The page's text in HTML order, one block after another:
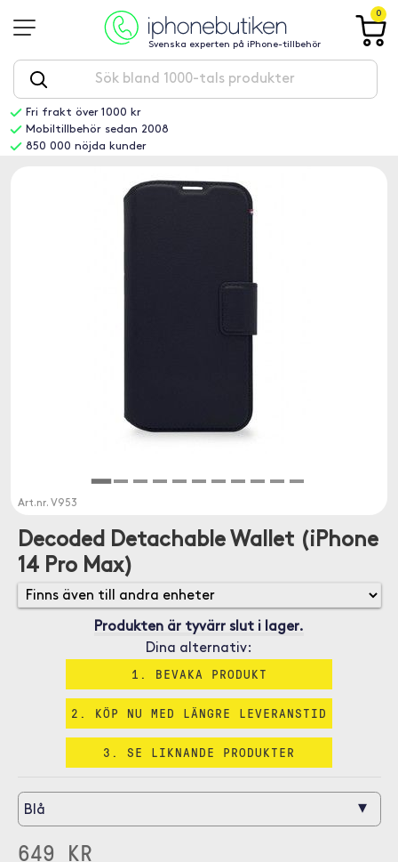
Svenska experten på iPhone-tillbehör
0
Fri frakt över 1000 kr
Mobiltillbehör sedan 2008
850 000 nöjda kunder
Art.nr. V953
Decoded Detachable Wallet (iPhone
14 Pro Max)
Produkten är tyvärr slut i lager.
Dina alternativ:
1. BEVAKA PRODUKT
2. KÖP NU MED LÄNGRE LEVERANSTID
3. SE LIKNANDE PRODUKTER
Blå ▾
649 KR